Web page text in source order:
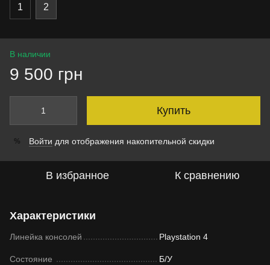
1 2
В наличии
9 500 грн
Купить
% Войти для отображения накопительной скидки
В избранное К сравнению
Характеристики
Линейка консолей Playstation 4
Состояние Б/У